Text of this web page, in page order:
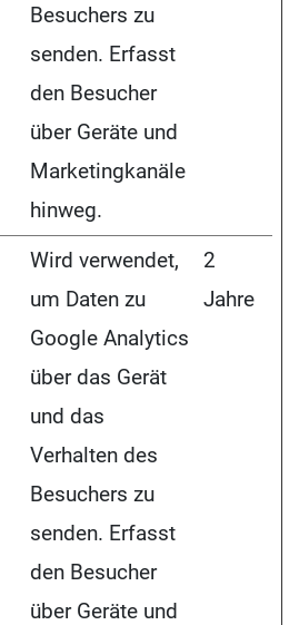
Besuchers zu
senden. Erfasst
den Besucher
über Geräte und
Marketingkanäle
hinweg.
Wird verwendet,
um Daten zu
Google Analytics
über das Gerät
und das
Verhalten des
Besuchers zu
senden. Erfasst
den Besucher
über Geräte und
2
Jahre